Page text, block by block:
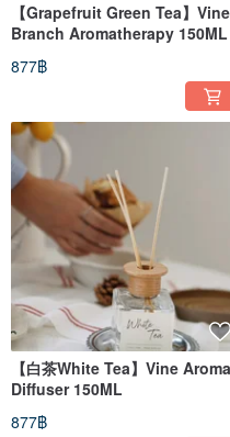
【Grapefruit Green Tea】Vine
Branch Aromatherapy 150ML
877฿
【白茶White Tea】Vine Aroma
Diffuser 150ML
877฿